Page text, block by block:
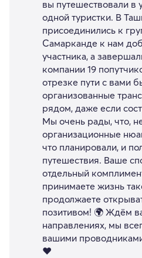
вы путешествовали
одной туристки. В
присоединились к
Самарканде к нам
участника, а
компании 19
отрезке пути с вами
организованные
рядом, даже если
Мы очень рады, что,
организационные
что планировали, и
путешествия. Ваше
отдельный
принимаете жизнь
продолжаете
позитивом! 🌍 Ждём
направлениях, мы
вашими
❤️